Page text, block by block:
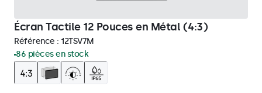
Écran Tactile 12 Pouces en Métal (4:3)
Référence : 12TSV7M
86 pièces en stock